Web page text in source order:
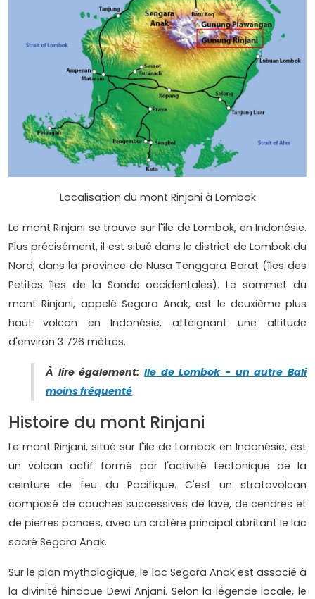
Localisation du mont Rinjani à Lombok
Le mont Rinjani se trouve sur l'île de Lombok, en Indonésie.
Plus précisément, il est situé dans le district de Lombok du
Nord, dans la province de Nusa Tenggara Barat (îles des
Petites îles de la Sonde occidentales). Le sommet du
mont Rinjani, appelé Segara Anak, est le deuxième plus
haut volcan en Indonésie, atteignant une altitude
d'environ 3 726 mètres.
À lire également: Ile de Lombok - un autre Bali
moins fréquenté
Histoire du mont Rinjani
Le mont Rinjani, situé sur l'île de Lombok en Indonésie, est
un volcan actif formé par l'activité tectonique de la
ceinture de feu du Pacifique. C'est un stratovolcan
composé de couches successives de lave, de cendres et
de pierres ponces, avec un cratère principal abritant le lac
sacré Segara Anak.
Sur le plan mythologique, le lac Segara Anak est associé à
la divinité hindoue Dewi Anjani. Selon la légende locale, le